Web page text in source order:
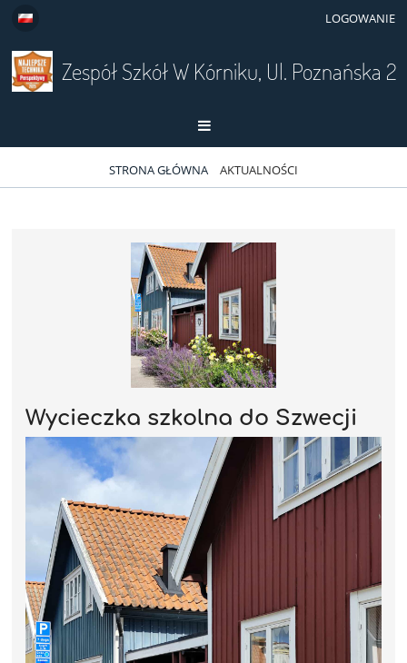
LOGOWANIE
Zespół Szkół W Kórniku, Ul. Poznańska 2
STRONA GŁÓWNA AKTUALNOŚCI
Aktualności
Wycieczka szkolna do Szwecji